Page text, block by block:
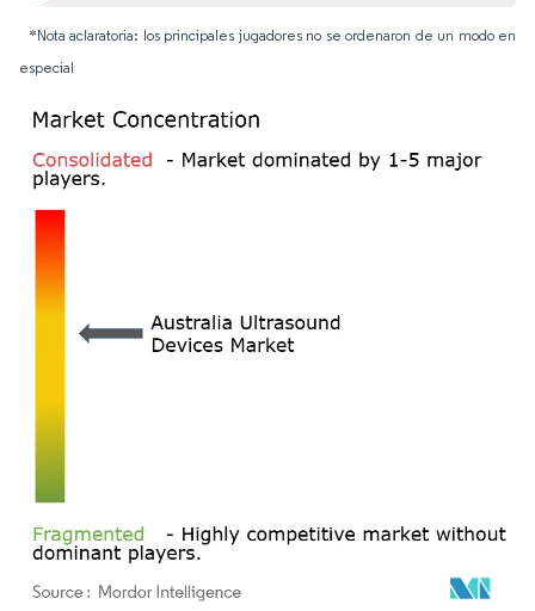
*Nota aclaratoria: los principales jugadores no se ordenaron de un modo en
especial